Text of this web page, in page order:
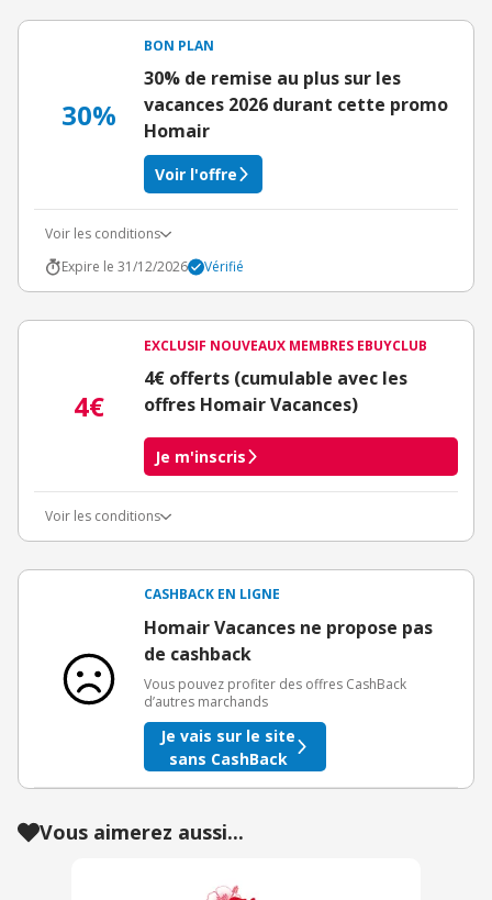
30%
BON PLAN
30% de remise au plus sur les
vacances 2026 durant cette promo
Homair
Voir l'offre
Voir les conditions
Expire le 31/12/2026
Vérifié
4€
EXCLUSIF NOUVEAUX MEMBRES EBUYCLUB
4€ offerts (cumulable avec les
offres Homair Vacances)
Je m'inscris
Voir les conditions
3€ de bienvenue crédités immédiatement + 1€ supplémentaire
Offre réservée à une toute première inscription chez eBuyClub.
CASHBACK EN LIGNE
Homair Vacances ne propose pas
de cashback
Vous pouvez profiter des offres CashBack
d’autres marchands
Je vais sur le site
sans CashBack
Vous aimerez aussi...